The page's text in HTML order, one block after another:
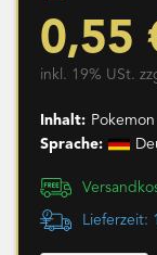
0,55
inkl. 19% USt.
Inhalt:
Sprache: